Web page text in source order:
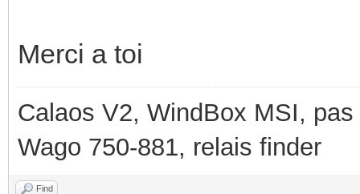
Merci a toi
Calaos V2, WindBox MSI,
Wago 750-881, relais finder
Find